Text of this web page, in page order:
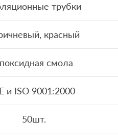
трубки
красный
смола
и ISO 9001:2000
50шт.